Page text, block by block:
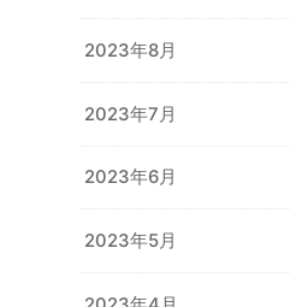
2023年8月
2023年7月
2023年6月
2023年5月